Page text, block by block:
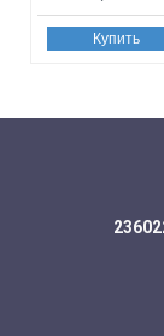
Купить